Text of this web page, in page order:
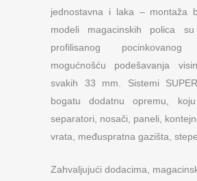
jednostavna i laka – montaža
modeli magacinskih polica
profilisanog
mogućnošću podešavanja
svakih 33 mm. Sistemi
bogatu dodatnu opremu,
separatori, nosači, paneli,
vrata, međuspratna gazišta,
Zahvaljujući dodacima,